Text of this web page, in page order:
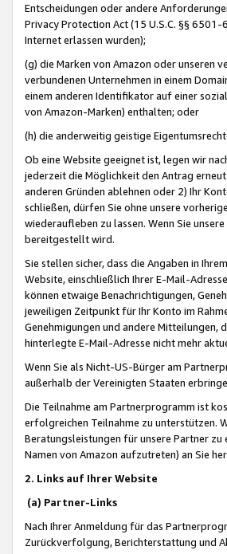
Entscheidungen oder andere
Privacy Protection Act (15 U.S.C. §§
Internet erlassen wurden);
(g) die Marken von Amazon oder unseren
verbundenen Unternehmen in einem
einem anderen Identifikator auf einer
von Amazon-Marken) enthalten; oder
(h) die anderweitig geistige
Ob eine Website geeignet ist, legen wir
jederzeit die Möglichkeit den Antrag
anderen Gründen ablehnen oder 2) Ihr
schließen, dürfen Sie ohne unsere
wiederaufleben zu lassen. Wenn Sie
bereitgestellt wird.
Sie stellen sicher, dass die Angaben in
Website, einschließlich Ihrer E-Mail-
können etwaige Benachrichtigungen,
jeweiligen Zeitpunkt für Ihr Konto im
Genehmigungen und andere Mitteilungen,
hinterlegte E-Mail-Adresse nicht mehr
Wenn Sie als Nicht-US-Bürger am
außerhalb der Vereinigten Staaten
Die Teilnahme am Partnerprogramm ist
erfolgreichen Teilnahme zu unterstützen.
Beratungsleistungen für unsere Partner zu
Namen von Amazon aufzutreten) an Sie
2. Links auf Ihrer Website
(a) Partner-Links
Nach Ihrer Anmeldung für das
Zurückverfolgung, Berichterstattung und